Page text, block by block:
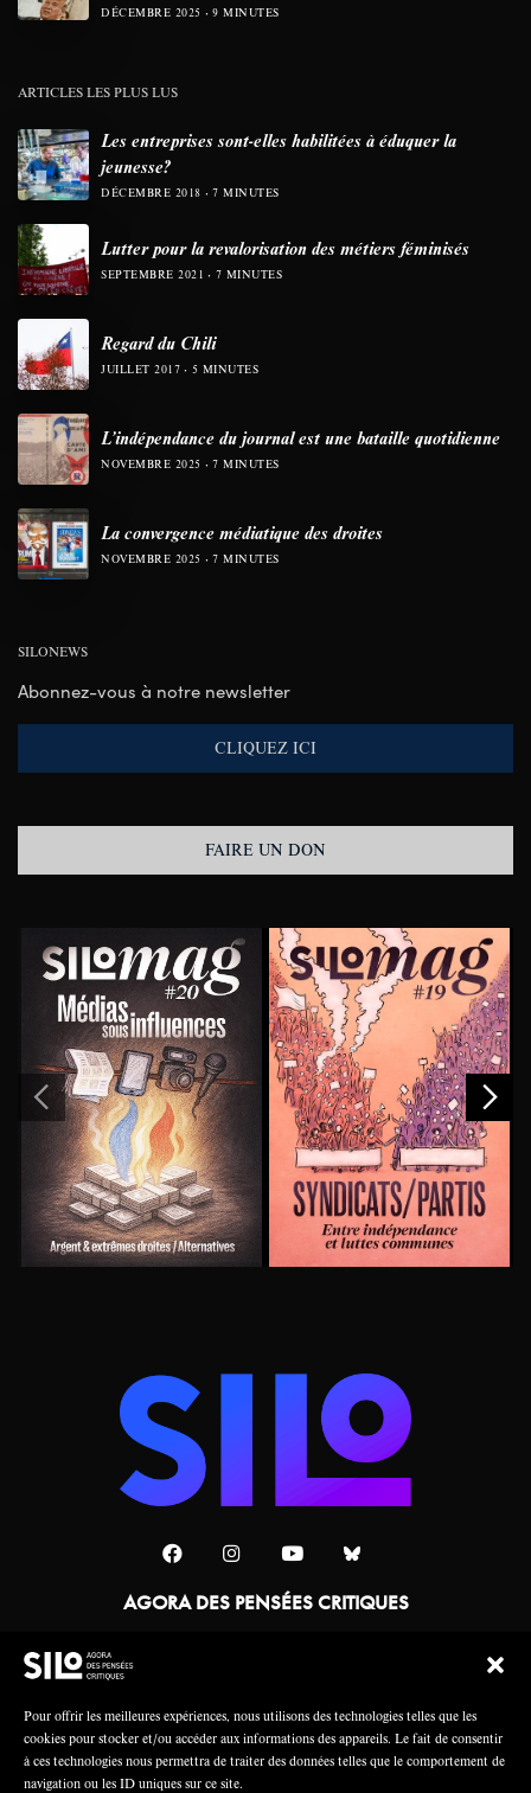
Pour offrir les meilleures expériences, nous utilisons des technologies telles que les
cookies pour stocker et/ou accéder aux informations des appareils. Le fait de consentir
à ces technologies nous permettra de traiter des données telles que le comportement de
navigation ou les ID uniques sur ce site.
DÉCEMBRE 2025 9 MINUTES
ARTICLES LES PLUS LUS
Les entreprises sont-elles habilitées à éduquer la
jeunesse?
DÉCEMBRE 2018 7 MINUTES
Lutter pour la revalorisation des métiers féminisés
SEPTEMBRE 2021 7 MINUTES
Regard du Chili
JUILLET 2017 5 MINUTES
L’indépendance du journal est une bataille quotidienne
NOVEMBRE 2025 7 MINUTES
La convergence médiatique des droites
NOVEMBRE 2025 7 MINUTES
SILONEWS
Abonnez-vous à notre newsletter
CLIQUEZ ICI
FAIRE UN DON
AGORA DES PENSÉES CRITIQUES